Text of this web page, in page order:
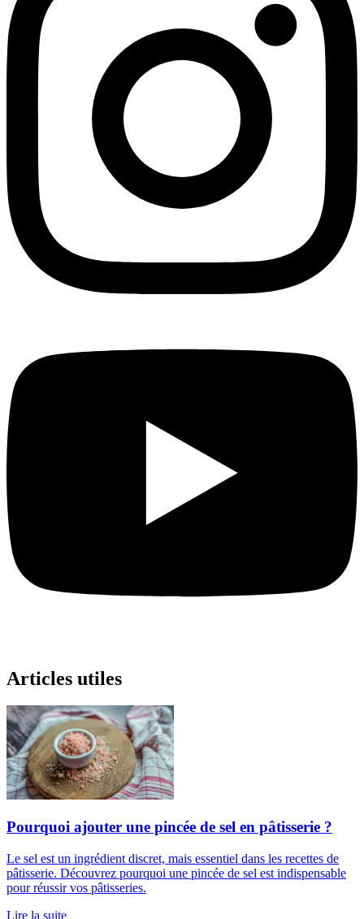
Articles utiles
Pourquoi ajouter une pincée de sel en pâtisserie ?
Le sel est un ingrédient discret, mais essentiel dans les recettes de
pâtisserie. Découvrez pourquoi une pincée de sel est indispensable
pour réussir vos pâtisseries.
Lire la suite